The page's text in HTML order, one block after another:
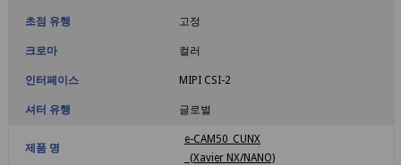
초점 유행 고정
크로마 컬러
인터페이스 MIPI CSI-2
셔터 유행 글로벌
제품 명
e-CAM50_CUNX
(Xavier NX/NANO)